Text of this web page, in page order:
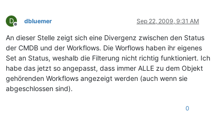
D
Offline
dbluemer Sep 22, 2009, 9:31 AM
An dieser Stelle zeigt sich eine Divergenz zwischen den Status
der CMDB und der Workflows. Die Worflows haben ihr eigenes
Set an Status, weshalb die Filterung nicht richtig funktioniert. Ich
habe das jetzt so angepasst, dass immer ALLE zu dem Objekt
gehörenden Workflows angezeigt werden (auch wenn sie
abgeschlossen sind).
0